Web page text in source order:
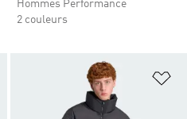
Hommes Performance
2 couleurs
Ajouter à la Liste de produits